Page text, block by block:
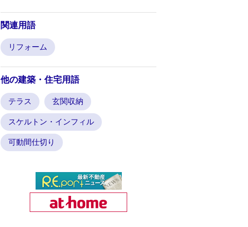
関連用語
リフォーム
他の建築・住宅用語
テラス 玄関収納
スケルトン・インフィル
可動間仕切り